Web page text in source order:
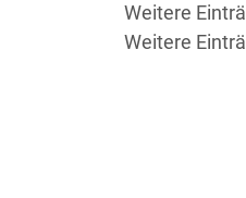
Weitere
Weitere